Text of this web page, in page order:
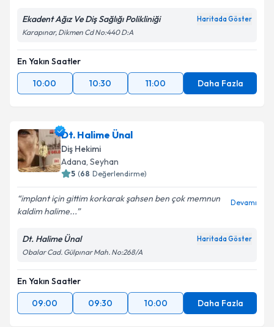
Ekadent Ağız Ve Diş Sağlığı Polikliniği Haritada Göster
Karapınar, Dikmen Cd No:440 D:A
En Yakın Saatler
10:00
10:30 11:00 Daha Fazla
Dt. Halime Ünal
Diş Hekimi
Adana, Seyhan
5 (68 Değerlendirme)
implant için gittim korkarak şahsen ben çok memnun
kaldim halime...
Devamı
Dt. Halime Ünal Haritada Göster
Obalar Cad. Gülpınar Mah. No:268/A
En Yakın Saatler
09:00
09:30 10:00 Daha Fazla